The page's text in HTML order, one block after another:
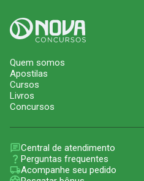
Quem somos
Apostilas
Cursos
Livros
Concursos
Central de atendimento
Perguntas frequentes
Acompanhe seu pedido